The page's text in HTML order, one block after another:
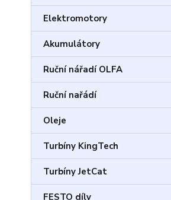
Elektromotory
Akumulátory
Ruční nářadí OLFA
Ruční nařádí
Oleje
Turbíny KingTech
Turbíny JetCat
FESTO díly